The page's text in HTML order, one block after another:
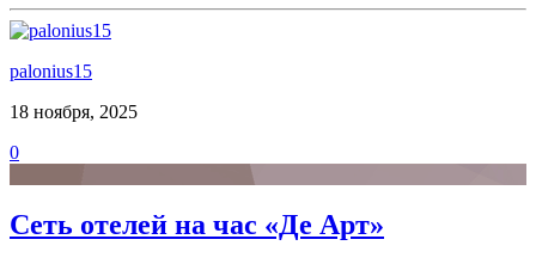
palonius15
18 ноября, 2025
0
Сеть отелей на час «Де Арт»